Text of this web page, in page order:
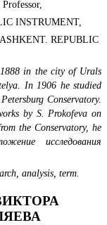
INSTRUMENT,
REPUBLIC
in the city of Urals
In 1906 he studied
Conservatory.
by S. Prokofeva on
the Conservatory, he
исследования
analysis, term.